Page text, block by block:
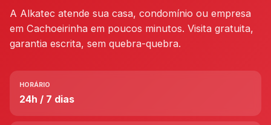
A Alkatec atende sua casa, condomínio ou empresa
em Cachoeirinha em poucos minutos. Visita gratuita,
garantia escrita, sem quebra-quebra.
HORÁRIO
24h / 7 dias